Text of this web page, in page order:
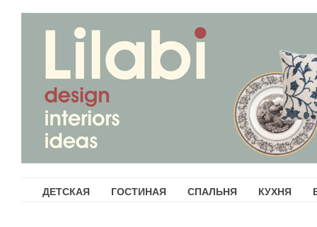
ДЕТСКАЯ ГОСТИНАЯ СПАЛЬНЯ КУХНЯ